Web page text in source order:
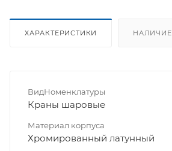
ХАРАКТЕРИСТИКИ НАЛИЧИЕ
ВидНоменклатуры
Краны шаровые
Материал корпуса
Хромированный латунный